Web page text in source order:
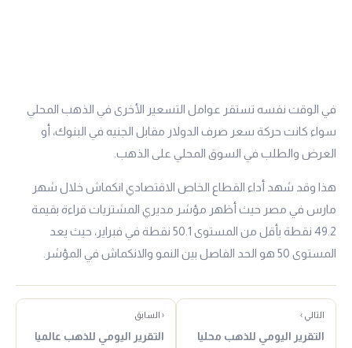
في الوقت نفسه تستقر عوامل التسعير الأخرى في الذهب المحلي
سواء كانت حركة سعر صرف الدولار مقابل الجنيه في البنوك، أو
العرض والطلب في السوق المحلي على الذهب.
هذا وقد شهد أداء القطاع الخاص الاقتصادي انكماش خلال شهر
مارس في مصر حيث أظهر مؤشر مديري المشتريات قراءة بقيمة
49.2 نقطة بأقل من المستوى 50.1 نقطة في فبراير، حيث يعد
المستوى 50 هو الحد الفاصل بين النمو والانكماش في المؤشر.
التالي ›
التقرير اليومي للذهب محليا
‹ السابق
التقرير اليومي للذهب عالميا